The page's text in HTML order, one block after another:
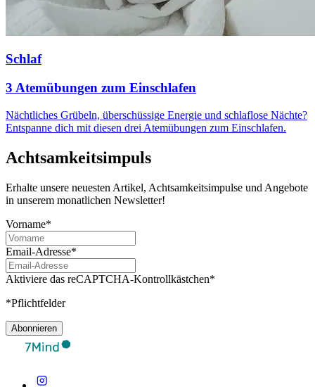
Schlaf
3 Atemübungen zum Einschlafen
Nächtliches Grübeln, überschüssige Energie und schlaflose Nächte?
Entspanne dich mit diesen drei Atemübungen zum Einschlafen.
Achtsamkeitsimpuls
Erhalte unsere neuesten Artikel, Achtsamkeitsimpulse und Angebote
in unserem monatlichen Newsletter!
Vorname*
Email-Adresse*
Aktiviere das reCAPTCHA-Kontrollkästchen*
*Pflichtfelder
Abonnieren